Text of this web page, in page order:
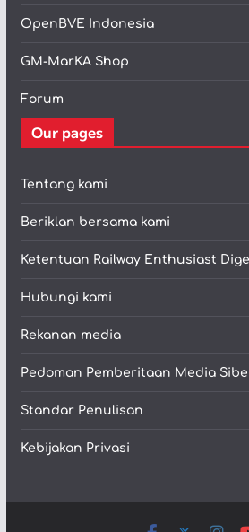
OpenBVE Indonesia
GM-MarKA Shop
Forum
Our pages
Tentang kami
Beriklan bersama kami
Ketentuan Railway Enthusiast
Hubungi kami
Rekanan media
Pedoman Pemberitaan Media
Standar Penulisan
Kebijakan Privasi